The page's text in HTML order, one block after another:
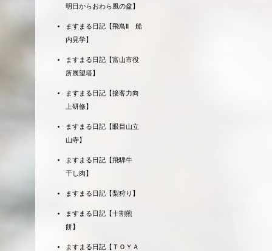
明日からおわら風の盆】
ますまる日記【飛鳥Ⅱ 船
内見学】
ますまる日記【富山市役
所展望塔】
ますまる日記【接客力向
上研修】
ますまる日記【眼目山立
山寺】
ますまる日記【飛騨牛
干し肉】
ますまる日記【梨狩り】
ますまる日記【十割煎
餅】
ますまる日記【ＴＯＹＡ